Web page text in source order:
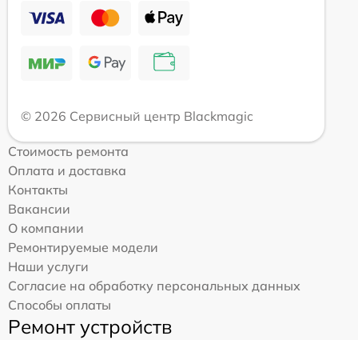
© 2026 Сервисный центр Blackmagic
Стоимость ремонта
Оплата и доставка
Контакты
Вакансии
О компании
Ремонтируемые модели
Наши услуги
Согласие на обработку персональных данных
Способы оплаты
Ремонт устройств